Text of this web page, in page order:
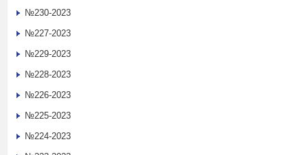
№230-2023
№227-2023
№229-2023
№228-2023
№226-2023
№225-2023
№224-2023